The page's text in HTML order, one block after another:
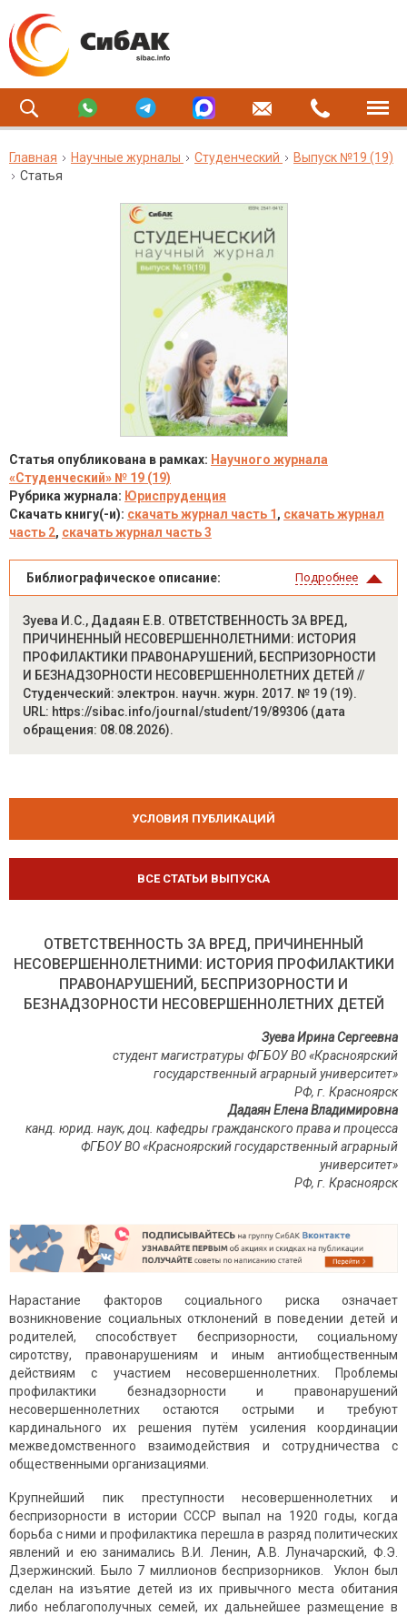
Главная Научные журналы Студенческий
Выпуск №19 (19)
Статья
Статья опубликована в рамках: Научного журнала
«Студенческий» № 19 (19)
Рубрика журнала: Юриспруденция
Скачать книгу(-и): скачать журнал часть 1 , скачать журнал
часть 2, скачать журнал часть 3
Библиографическое описание: Подробнее
Зуева И.С., Дадаян Е.В. ОТВЕТСТВЕННОСТЬ ЗА ВРЕД,
ПРИЧИНЕННЫЙ НЕСОВЕРШЕННОЛЕТНИМИ: ИСТОРИЯ
ПРОФИЛАКТИКИ ПРАВОНАРУШЕНИЙ, БЕСПРИЗОРНОСТИ
И БЕЗНАДЗОРНОСТИ НЕСОВЕРШЕННОЛЕТНИХ ДЕТЕЙ //
Студенческий: электрон. научн. журн. 2017. № 19 (19).
URL: https://sibac.info/journal/student/19/89306 (дата
обращения: 08.08.2026).
УСЛОВИЯ ПУБЛИКАЦИЙ
ВСЕ СТАТЬИ ВЫПУСКА
ОТВЕТСТВЕННОСТЬ ЗА ВРЕД, ПРИЧИНЕННЫЙ
НЕСОВЕРШЕННОЛЕТНИМИ: ИСТОРИЯ ПРОФИЛАКТИКИ
ПРАВОНАРУШЕНИЙ, БЕСПРИЗОРНОСТИ И
БЕЗНАДЗОРНОСТИ НЕСОВЕРШЕННОЛЕТНИХ ДЕТЕЙ
Зуева Ирина Сергеевна
студент магистратуры ФГБОУ ВО «Красноярский
государственный аграрный университет»
РФ, г. Красноярск
Дадаян Елена Владимировна
канд. юрид. наук, доц. кафедры гражданского права и процесса
ФГБОУ ВО «Красноярский государственный аграрный
университет»
РФ, г. Красноярск
Нарастание факторов социального риска означает
возникновение социальных отклонений в поведении детей и
родителей, способствует беспризорности, социальному
сиротству, правонарушениям и иным антиобщественным
действиям с участием несовершеннолетних. Проблемы
профилактики безнадзорности и правонарушений
несовершеннолетних остаются острыми и требуют
кардинального их решения путём усиления координации
межведомственного взаимодействия и сотрудничества с
общественными организациями.
Крупнейший пик преступности несовершеннолетних и
беспризорности в истории СССР выпал на 1920 годы, когда
борьба с ними и профилактика перешла в разряд политических
явлений и ею занимались В.И. Ленин, А.В. Луначарский, Ф.Э.
Дзержинский. Было 7 миллионов беспризорников. Уклон был
сделан на изъятие детей из их привычного места обитания
либо неблагополучных семей, их дальнейшее размещение в